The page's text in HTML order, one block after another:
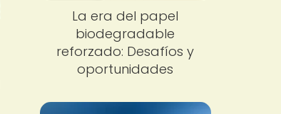
La era del papel
biodegradable
reforzado: Desafíos y
oportunidades